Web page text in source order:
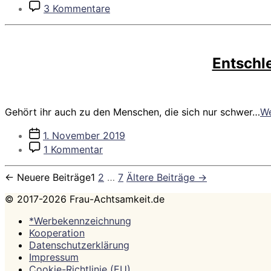
3 Kommentarezu
Gehört ihr auch zu den Menschen, die sich nur schwer…
Veröffentlichungsdatum
1. November 2019
1 Kommentarzu
atmen
–
Nadi
Shodhana
Wechselatmung
Seitennummerierung
der
Beiträge
← Neuere Beiträge1 2 … 7 Ältere Beiträge →
© 2017-2026 Frau-Achtsamkeit.de
*Werbekennzeichnung
Kooperation
Datenschutzerklärung
Impressum